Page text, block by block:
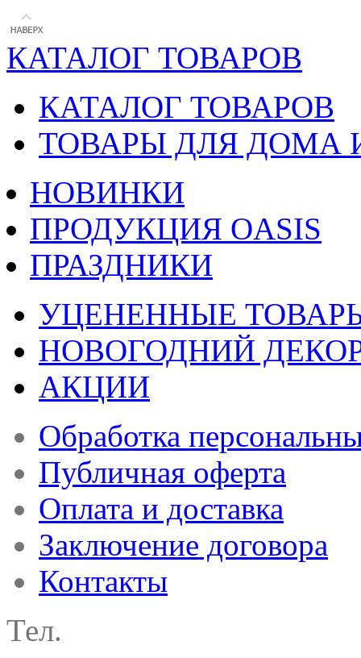
КАТАЛОГ ТОВАРОВ
КАТАЛОГ ТОВАРОВ
ТОВАРЫ ДЛЯ ДОМА
НОВИНКИ
ПРОДУКЦИЯ OASIS
ПРАЗДНИКИ
УЦЕНЕННЫЕ
НОВОГОДНИЙ
АКЦИИ
Обработка
Публичная оферта
Оплата и доставка
Заключение договора
Контакты
Тел.